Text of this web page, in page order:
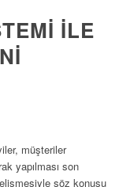
İLE
müşteriler
yapılması son
söz konusu